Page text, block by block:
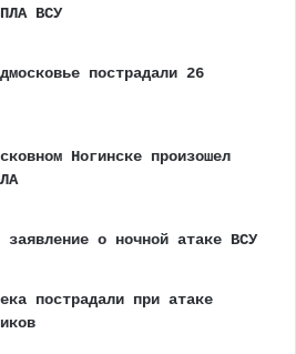
ВСУ
пострадали 26
Ногинске произошел
заявление о ночной атаке ВСУ
пострадали при атаке